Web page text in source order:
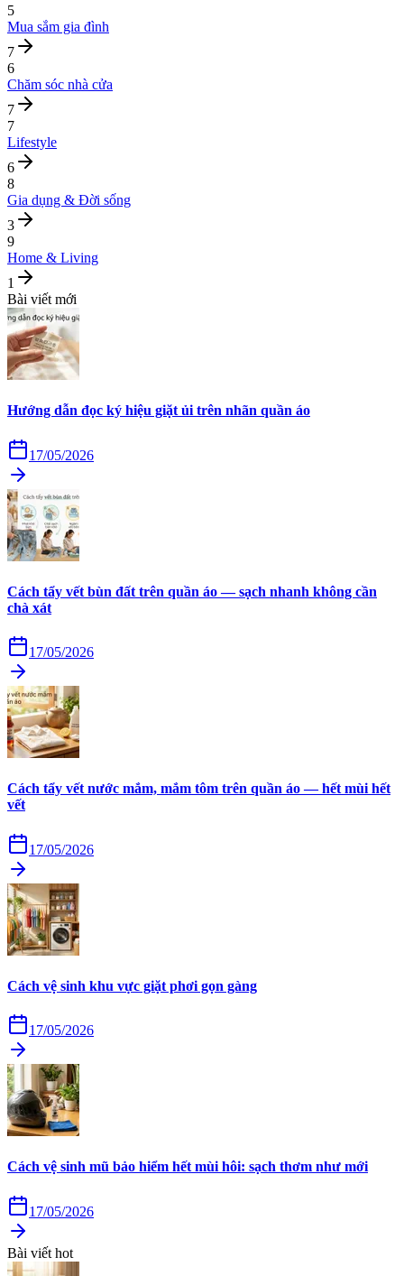
5
Mua sắm gia đình
7
6
Chăm sóc nhà cửa
7
7
Lifestyle
6
8
Gia dụng & Đời sống
3
9
Home & Living
1
Bài viết mới
Hướng dẫn đọc ký hiệu giặt ủi trên nhãn quần áo
17/05/2026
Cách tẩy vết bùn đất trên quần áo — sạch nhanh không cần
chà xát
17/05/2026
Cách tẩy vết nước mắm, mắm tôm trên quần áo — hết mùi hết
vết
17/05/2026
Cách vệ sinh khu vực giặt phơi gọn gàng
17/05/2026
Cách vệ sinh mũ bảo hiểm hết mùi hôi: sạch thơm như mới
17/05/2026
Bài viết hot